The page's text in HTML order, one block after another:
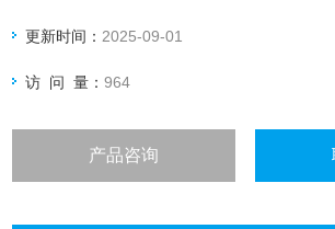
更新时间： 2025-09-01
访 问 量：964
产品咨询